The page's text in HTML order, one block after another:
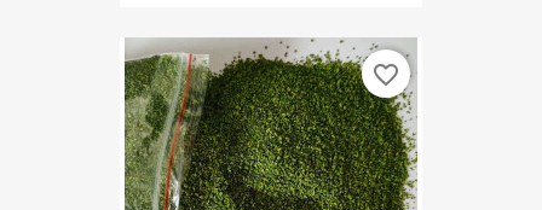
favorite_border